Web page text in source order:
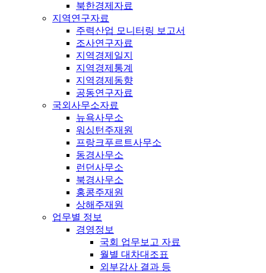
북한경제자료
지역연구자료
주력산업 모니터링 보고서
조사연구자료
지역경제일지
지역경제통계
지역경제동향
공동연구자료
국외사무소자료
뉴욕사무소
워싱턴주재원
프랑크푸르트사무소
동경사무소
런던사무소
북경사무소
홍콩주재원
상해주재원
업무별 정보
경영정보
국회 업무보고 자료
월별 대차대조표
외부감사 결과 등